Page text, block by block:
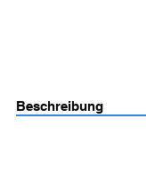
Beschreibung